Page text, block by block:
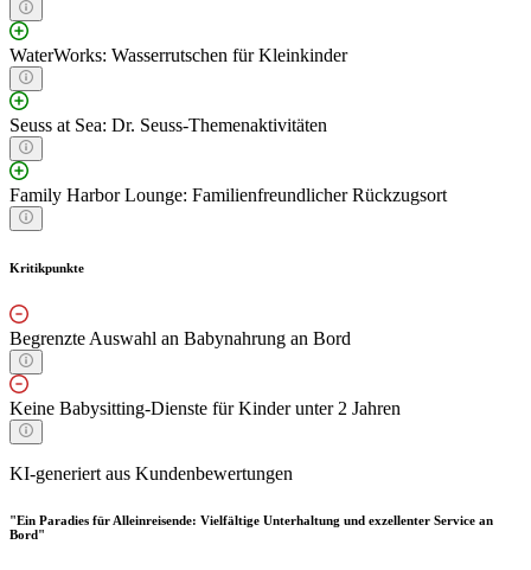
WaterWorks: Wasserrutschen für Kleinkinder
Seuss at Sea: Dr. Seuss-Themenaktivitäten
Family Harbor Lounge: Familienfreundlicher Rückzugsort
Kritikpunkte
Begrenzte Auswahl an Babynahrung an Bord
Keine Babysitting-Dienste für Kinder unter 2 Jahren
KI-generiert aus Kundenbewertungen
"Ein Paradies für Alleinreisende: Vielfältige Unterhaltung und exzellenter Service an
Bord"